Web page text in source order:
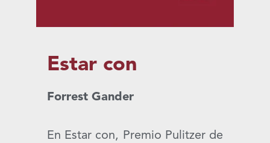
Estar con
Forrest Gander
En Estar con, Premio Pulitzer de